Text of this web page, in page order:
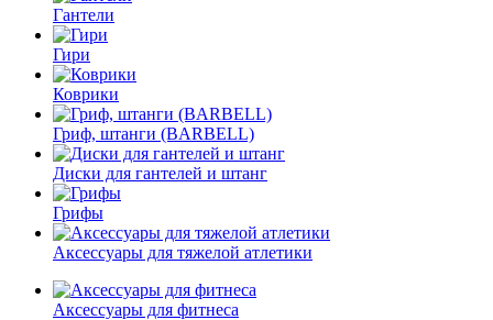
Гантели
Гири
Коврики
Гриф, штанги (BARBELL)
Диски для гантелей и штанг
Грифы
Аксессуары для тяжелой атлетики
Аксессуары для фитнеса